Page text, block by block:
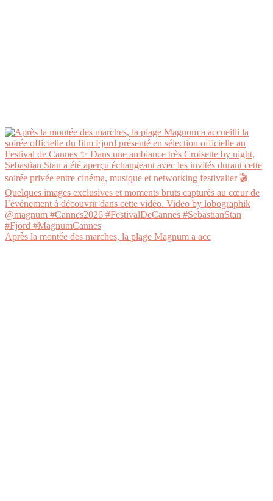
Après la montée des marches, la plage Magnum a acc